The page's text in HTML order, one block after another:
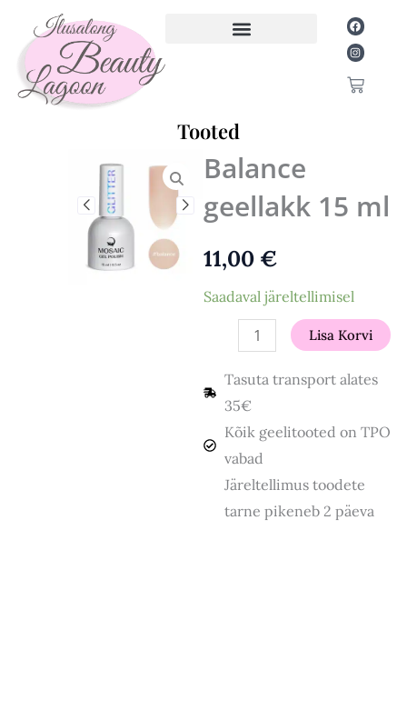
content
Facebook
Instagram
Cart
Main
Menu
Tooted
Balance
geellakk 15 ml
11,00 €
Saadaval järeltellimisel
Balance
geellakk
kogus
Lisa Korvi
Tasuta transport alates
35€
Kõik geelitooted on TPO
vabad
Järeltellimus toodete
tarne pikeneb 2 päeva